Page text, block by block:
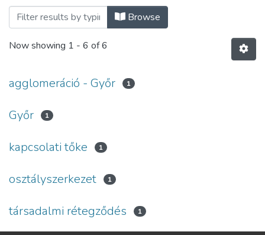
Browsing Folyóiratcikkek - magyar
Browse
Now showing 1 - 6 of 6
agglomeráció - Győr 1
Győr 1
kapcsolati tőke 1
osztályszerkezet 1
társadalmi rétegződés 1